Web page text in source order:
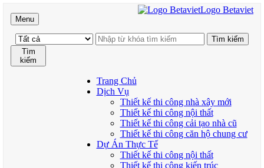
Menu
Logo Betaviet
Tìm
kiếm
Trang Chủ
Dịch Vụ
Thiết kế thi công nhà xây mới
Thiết kế thi công nội thất
Thiết kế thi công cải tạo nhà cũ
Thiết kế thi công căn hộ chung cư
Dự Án Thực Tế
Thiết kế thi công nội thất
Thiết kế thi công kiến trúc